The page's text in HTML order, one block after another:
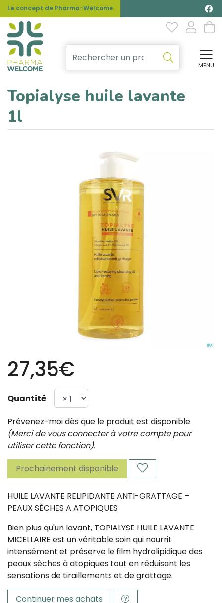
Le concept de Pharma-Welcome
MENU
Topialyse huile lavante
1l
27,35€
Quantité
Prévenez-moi dès que le produit est disponible
(Merci de vous connecter à votre compte pour
utiliser cette fonction).
Prochainement disponible
HUILE LAVANTE RELIPIDANTE ANTI-GRATTAGE –
PEAUX SÈCHES A ATOPIQUES
Bien plus qu'un lavant, TOPIALYSE HUILE LAVANTE
MICELLAIRE est un véritable soin qui nourrit
intensément et préserve le film hydrolipidique des
peaux sèches à atopiques tout en réduisant les
sensations de tiraillements et de grattage.
Continuer mes achats